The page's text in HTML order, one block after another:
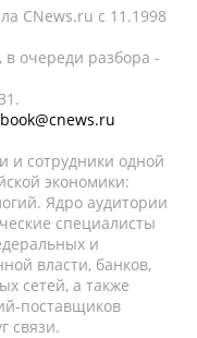
CNews.ru c 11.1998
очереди разбора -
book@cnews.ru
и сотрудники одной
экономики:
Ядро аудитории
специалисты
и
власти, банков,
сетей, а также
поставщиков
связи.